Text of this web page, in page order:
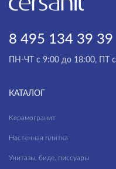
8 495 134 39 39
ПН-ЧТ с 9:00 до 18:00, ПТ
КАТАЛОГ
Керамогранит
Настенная плитка
Унитазы, биде, писсуары